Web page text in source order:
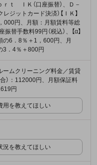
ｔ ＩＫ（口座振替）、Ｄ－
ジットカード決済）【ＩＫ】
000円、月額：月額賃料等総
替手数料99円（税込）、【α】
の6．8％＋1，600円、月
3．4％＋800円
ームクリーニング料金／賃貸
）：112000円、月額保証料
円
用を教えてほしい
況を教えてほしい